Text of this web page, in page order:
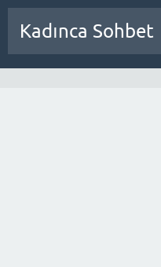
Kadınca Sohbet